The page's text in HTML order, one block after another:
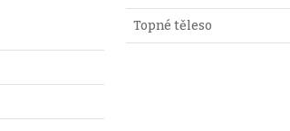
Topné těleso